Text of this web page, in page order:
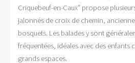
Criquebeuf-en-Caux” propose
jalonnés de croix de chemin,
bosquets. Les balades y sont
fréquentées, idéales avec des enfants
grands espaces.